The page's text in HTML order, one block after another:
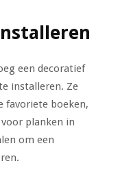
een decoratief
installeren. Ze
favoriete boeken,
planken in
om een